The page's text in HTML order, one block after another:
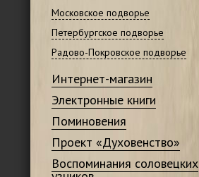
Московское подворье
Петербургское подворье
Радово-Покровское подворье
Интернет-магазин
Электронные книги
Поминовения
Проект «Духовенство»
Воспоминания соловецких